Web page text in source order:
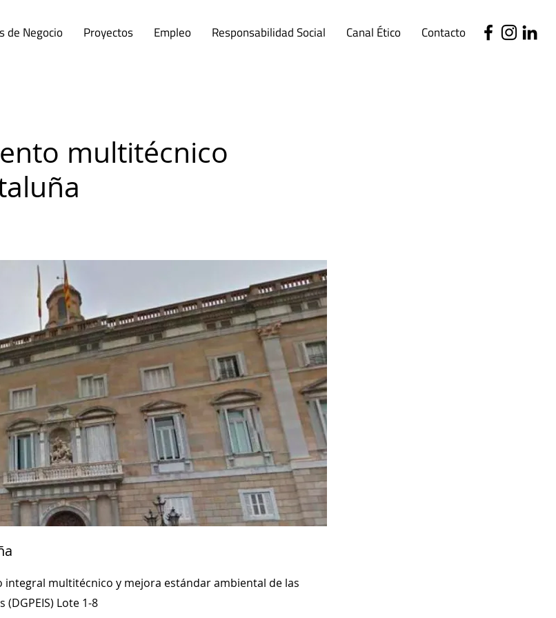
de Negocio Proyectos Empleo Responsabilidad Social Canal Ético Contacto
multitécnico
integral multitécnico y mejora estándar ambiental de las
Lote 1-8